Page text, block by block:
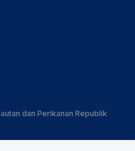
dan Perikanan Republik